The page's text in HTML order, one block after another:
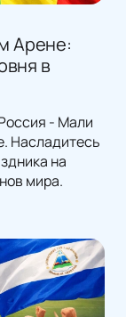
Арене:
в
- Мали
Насладитесь
на
мира.